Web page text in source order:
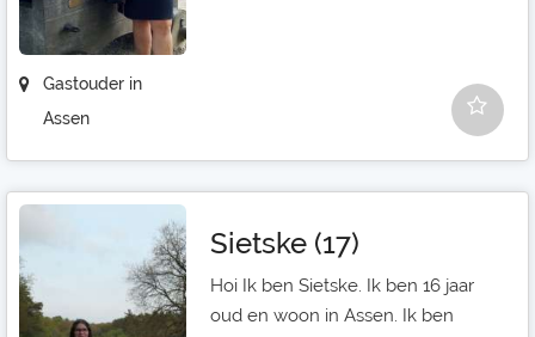
Gastouder in
Assen
Sietske (17)
Hoi Ik ben Sietske. Ik ben 16 jaar
oud en woon in Assen. Ik ben